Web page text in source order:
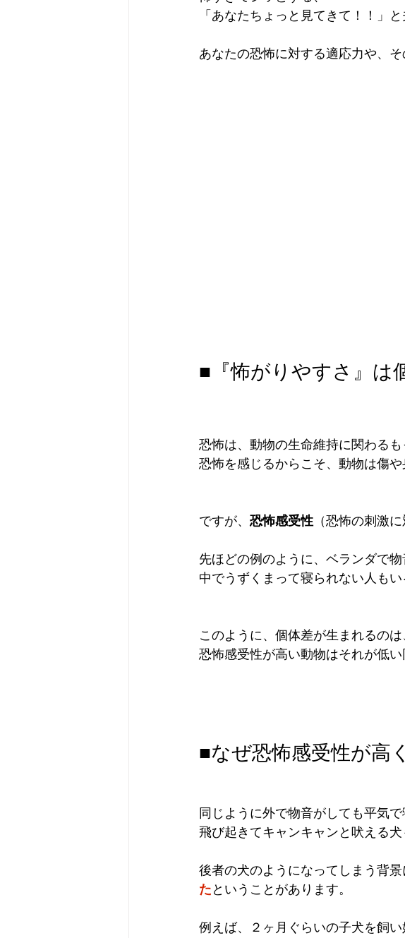
「あなたちょっと見てきて！！」
あなたの恐怖に対する適応力や、
■『怖がりやすさ』は
恐怖は、動物の生命維持に関わる
恐怖を感じるからこそ、動物は傷
ですが、 恐怖感受性 （恐怖の刺激
先ほどの例のように、ベランダで
中でうずくまって寝られない人もい
このように、個体差が生まれるのは
恐怖感受性が高い動物はそれが低
■なぜ恐怖感受性が高
同じように外で物音がしても平気
飛び起きてキャンキャンと吠える犬
後者の犬のようになってしまう背景
たということがあります。
例えば、２ヶ月ぐらいの子犬を飼